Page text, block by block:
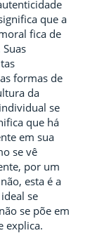
que a
fica de
formas de
da
se
que há
em sua
se vê
por um
esta é a
se
se põe em
explica.